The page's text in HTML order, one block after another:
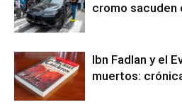
cromo sacuden
Ibn Fadlan y el
muertos: